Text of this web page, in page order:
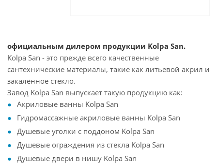
официальным дилером продукции Kolpa San.
Kolpa San - это прежде всего качественные
сантехнические материалы, такие как литьевой акрил и
закалённое стекло.
Завод Kolpa San выпускает такую продукцию как:
Акриловые ванны Kolpa San
Гидромассажные акриловые ванны Kolpa San
Душевые уголки с поддоном Kolpa San
Душевые ограждения из стекла Kolpa San
Душевые двери в нишу Kolpa San